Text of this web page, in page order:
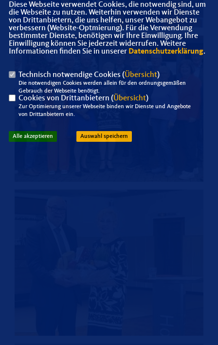
Diese Webseite verwendet Cookies, die notwendig sind, um
die Webseite zu nutzen. Weiterhin verwenden wir Dienste
von Drittanbietern, die uns helfen, unser Webangebot zu
verbessern (Website-Optmierung). Für die Verwendung
bestimmter Dienste, benötigen wir Ihre Einwilligung. Ihre
Einwilligung können Sie jederzeit widerrufen. Weitere
Informationen finden Sie in unserer Datenschutzerklärung.
Technisch notwendige Cookies (Übersicht)
Die notwendigen Cookies werden allein für den ordnungsgemäßen
Gebrauch der Webseite benötigt.
Cookies von Drittanbietern (Übersicht)
Zur Optimierung unserer Webseite binden wir Dienste und Angebote
von Drittanbietern ein.
Alle akzeptieren Auswahl speichern